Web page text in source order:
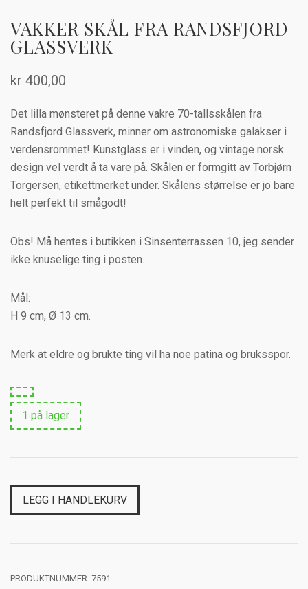
VAKKER SKÅL FRA RANDSFJORD
GLASSVERK
kr 400,00
Det lilla mønsteret på denne vakre 70-tallsskålen fra
Randsfjord Glassverk, minner om astronomiske galakser i
verdensrommet! Kunstglass er i vinden, og vintage norsk
design vel verdt å ta vare på. Skålen er formgitt av Torbjørn
Torgersen, etikettmerket under. Skålens størrelse er jo bare
helt perfekt til smågodt!
Obs! Må hentes i butikken i Sinsenterrassen 10, jeg sender
ikke knuselige ting i posten.
Mål:
H 9 cm, Ø 13 cm.
Merk at eldre og brukte ting vil ha noe patina og bruksspor.
1 på lager
LEGG I HANDLEKURV
PRODUKTNUMMER: 7591